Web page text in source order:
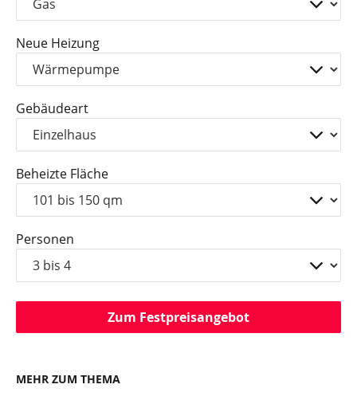
Neue Heizung
Gebäudeart
Beheizte Fläche
Personen
Zum Festpreisangebot
MEHR ZUM THEMA